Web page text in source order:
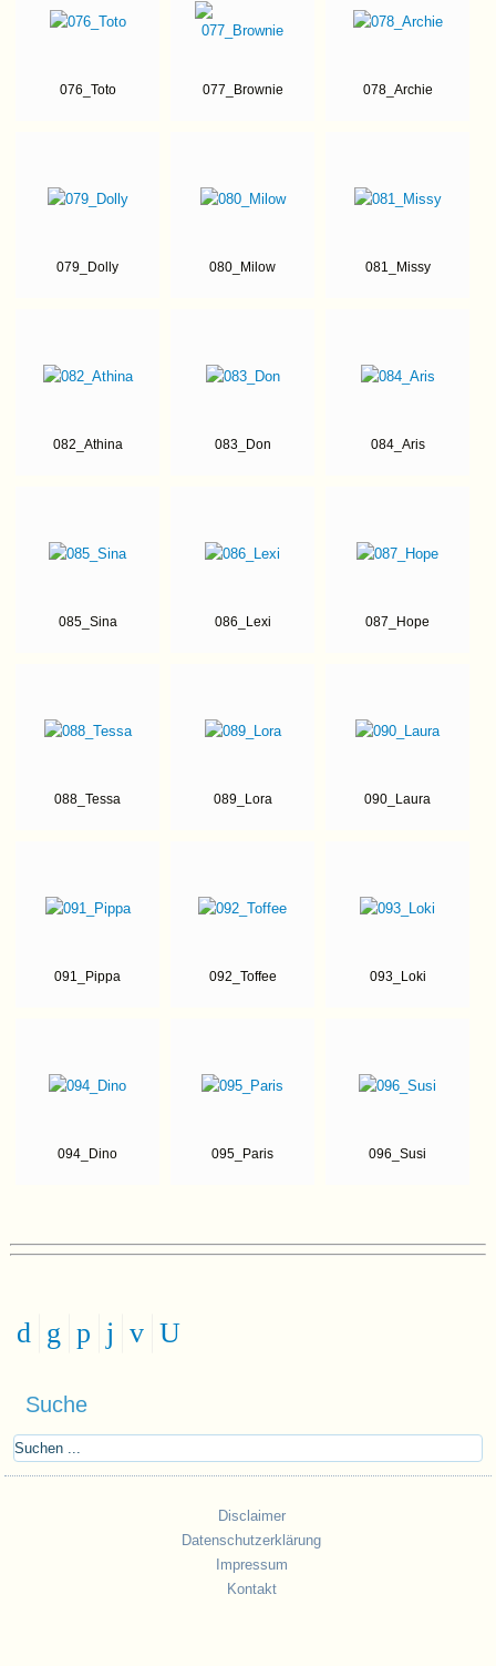
076_Toto 077_Brownie 078_Archie
079_Dolly 080_Milow 081_Missy
082_Athina 083_Don 084_Aris
085_Sina 086_Lexi 087_Hope
088_Tessa 089_Lora 090_Laura
091_Pippa 092_Toffee 093_Loki
094_Dino 095_Paris 096_Susi
Suche
Disclaimer
Datenschutzerklärung
Impressum
Kontakt